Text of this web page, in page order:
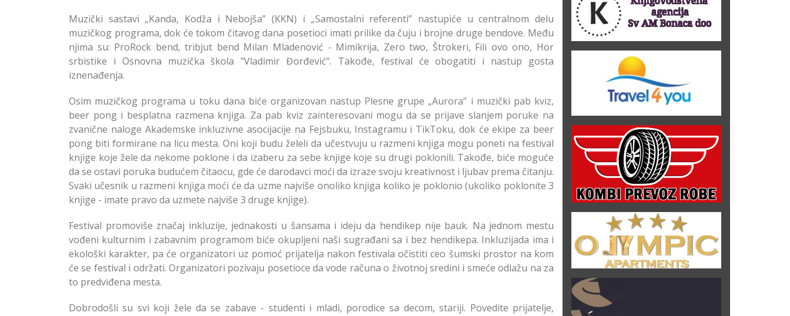
Muzički sastavi „Kanda, Kodža i Nebojša” (KKN) i „Samostalni referenti” nastupiće u centralnom delu
muzičkog programa, dok će tokom čitavog dana posetioci imati prilike da čuju i brojne druge bendove. Među
njima su: ProRock bend, tribjut bend Milan Mladenović - Mimikrija, Zero two, Štrokeri, Fili ovo ono, Hor
srbistike i Osnovna muzička škola "Vladimir Đorđević”. Takođe, festival će obogatiti i nastup gosta
iznenađenja.
Osim muzičkog programa u toku dana biće organizovan nastup Plesne grupe „Aurora” i muzički pab kviz,
beer pong i besplatna razmena knjiga. Za pab kviz zainteresovani mogu da se prijave slanjem poruke na
zvanične naloge Akademske inkluzivne asocijacije na Fejsbuku, Instagramu i TikToku, dok će ekipe za beer
pong biti formirane na licu mesta. Oni koji budu želeli da učestvuju u razmeni knjiga mogu poneti na festival
knjige koje žele da nekome poklone i da izaberu za sebe knjige koje su drugi poklonili. Takođe, biće moguće
da se ostavi poruka budućem čitaocu, gde će darodavci moći da izraze svoju kreativnost i ljubav prema čitanju.
Svaki učesnik u razmeni knjiga moći će da uzme najviše onoliko knjiga koliko je poklonio (ukoliko poklonite 3
knjige - imate pravo da uzmete najviše 3 druge knjige).
Festival promoviše značaj inkluzije, jednakosti u šansama i ideju da hendikep nije bauk. Na jednom mestu
vođeni kulturnim i zabavnim programom biće okupljeni naši sugrađani sa i bez hendikepa. Inkluzijada ima i
ekološki karakter, pa će organizatori uz pomoć prijatelja nakon festivala očistiti ceo šumski prostor na kom
će se festival i održati. Organizatori pozivaju posetioce da vode računa o životnoj sredini i smeće odlažu na za
to predviđena mesta.
Dobrodošli su svi koji žele da se zabave - studenti i mladi, porodice sa decom, stariji. Povedite prijatelje,